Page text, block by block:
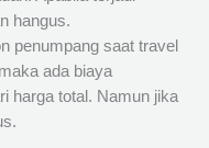
hangus.
penumpang saat travel
ada biaya
harga total. Namun jika